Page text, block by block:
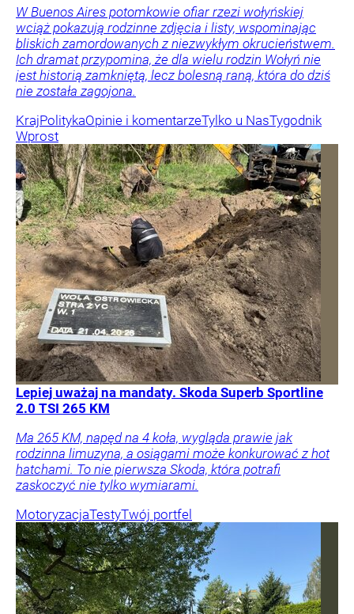
W Buenos Aires potomkowie ofiar rzezi wołyńskiej
wciąż pokazują rodzinne zdjęcia i listy, wspominając
bliskich zamordowanych z niezwykłym okrucieństwem.
Ich dramat przypomina, że dla wielu rodzin Wołyń nie
jest historią zamkniętą, lecz bolesną raną, która do dziś
nie została zagojona.
KrajPolitykaOpinie i komentarzeTylko u NasTygodnik
Wprost
Lepiej uważaj na mandaty. Skoda Superb Sportline
2.0 TSI 265 KM
Ma 265 KM, napęd na 4 koła, wygląda prawie jak
rodzinna limuzyna, a osiągami może konkurować z hot
hatchami. To nie pierwsza Skoda, która potrafi
zaskoczyć nie tylko wymiarami.
MotoryzacjaTestyTwój portfel